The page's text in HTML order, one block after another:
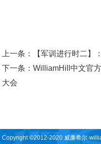
上一条：
【军训进行时二】
下一条：WilliamHill中文官
大会
Copyright ©2012-2020 威廉希尔